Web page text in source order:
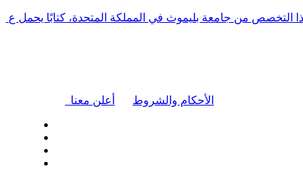
التخصص من جامعة بليموث في المملكة المتحدة، كتابًا يحمل ع
أعلن معنا الأحكام والشروط